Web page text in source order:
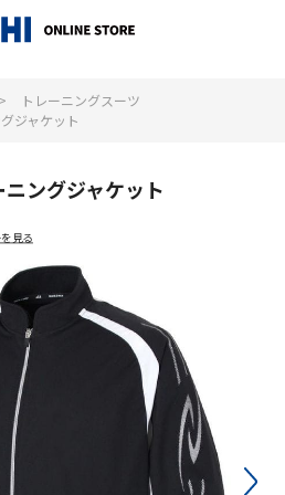
トレーニングスーツ
ジャケット
ングジャケット
見る